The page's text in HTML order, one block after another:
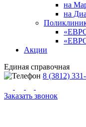
на
на
Акции
Единая справочная
8 (3812)
Заказать звонок